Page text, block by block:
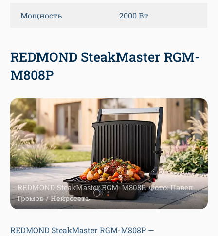
Мощность 2000 Вт
REDMOND SteakMaster RGM-
M808P
REDMOND SteakMaster RGM-M808P. Фото: Павел
Громов / Нейросеть
REDMOND SteakMaster RGM-M808P —